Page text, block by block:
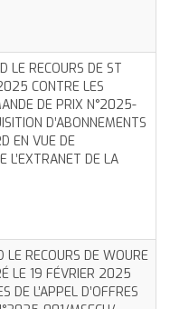
RECOURS DE ST
CONTRE LES
DE PRIX N°2025-
D’ABONNEMENTS
EN VUE DE
L’EXTRANET DE LA
RECOURS DE WOURE
LE 19 FÉVRIER 2025
DE L’APPEL D’OFFRES